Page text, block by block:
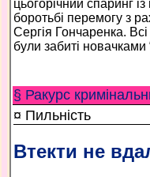
цьогорічний спаринг
боротьбі перемогу з
Сергія Гончаренка.
були забиті новачками
§ Ракурс
¤ Пильність
Втекти не